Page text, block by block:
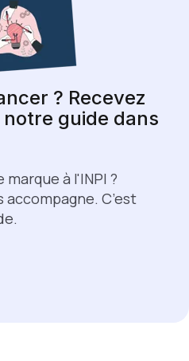
? Recevez
guide dans
à l'INPI ?
C’est